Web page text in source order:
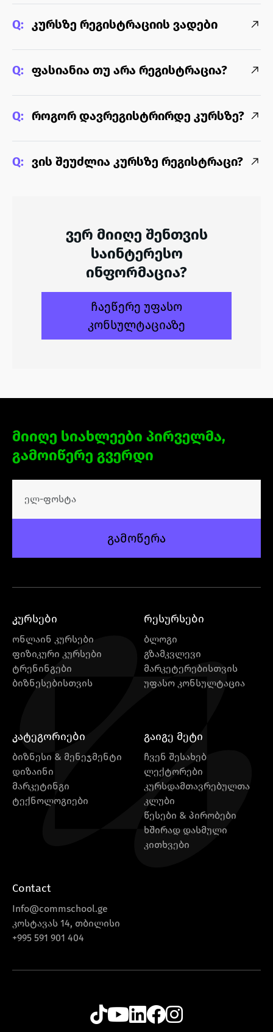
Q: კურსზე რეგისტრაციის ვადები
Q: ფასიანია თუ არა რეგისტრაცია?
Q: როგორ დავრეგისტრირდე კურსზე?
Q: ვის შეუძლია კურსზე რეგისტრაცი?
ვერ მიიღე შენთვის
საინტერესო
ინფორმაცია?
ჩაეწერე უფასო
კონსულტაციაზე
მიიღე სიახლეები პირველმა,
გამოიწერე გვერდი
გამოწერა
კურსები
ონლაინ კურსები
ფიზიკური კურსები
ტრენინგები
ბიზნესებისთვის
რესურსები
ბლოგი
გზამკვლევი
მარკეტერებისთვის
უფასო კონსულტაცია
კატეგორიები
ბიზნესი & მენეჯმენტი
დიზაინი
მარკეტინგი
ტექნოლოგიები
გაიგე მეტი
ჩვენ შესახებ
ლექტორები
კურსდამთავრებულთა
კლუბი
წესები & პირობები
ხშირად დასმული
კითხვები
Contact
Info@commschool.ge
კოსტავას 14, თბილისი
+995 591 901 404